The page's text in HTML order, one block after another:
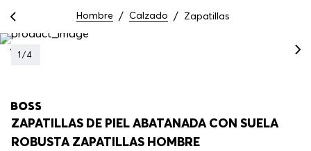
Hombre Calzado Zapatillas
1 /4
ZAPATILLAS DE PIEL ABATANADA CON SUELA
ROBUSTA ZAPATILLAS HOMBRE